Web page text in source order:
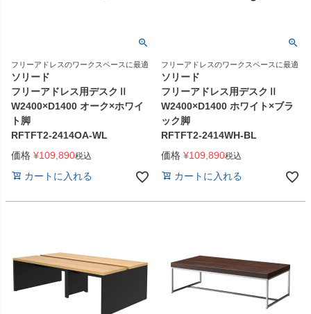
フリーアドレスのワークスペースに最適
ソリード
フリーアドレス用デスクⅡ
W2400×D1400 オーク×ホワイ
ト脚
RFTFT2-2414OA-WL
価格 ¥109,890税込
カートに入れる
フリーアドレスのワークスペースに最適
ソリード
フリーアドレス用デスクⅡ
W2400×D1400 ホワイト×ブラ
ック脚
RFTFT2-2414WH-BL
価格 ¥109,890税込
カートに入れる